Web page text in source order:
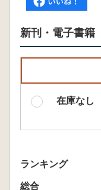
新刊・電子書籍
在庫なし
ランキング
総合